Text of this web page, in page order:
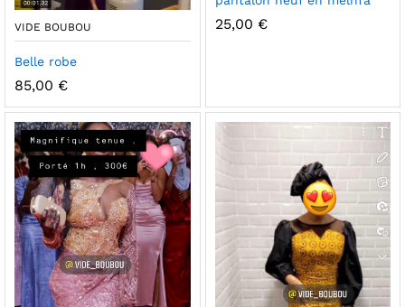
VIDE BOUBOU
Belle robe
85,00 €
25,00 €